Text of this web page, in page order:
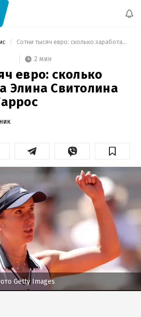
Сотни тысяч евро: сколько заработала Элина Свитолина на Ролан Гаррос
2 мин
евро: сколько
Элина Свитолина
Getty Images